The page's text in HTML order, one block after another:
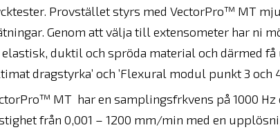
Provstället styrs med VectorPro™ MT
Genom att välja till extensometer har ni
duktil och spröda material och därmed få
dragstyrka’ och ’Flexural modul punkt 3 och
MT har en samplingsfrkvens på 1000
från 0,001 – 1200 mm/min med en